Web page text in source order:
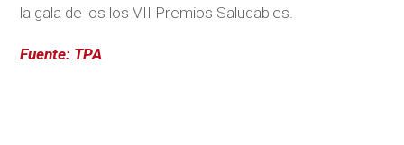
la gala de los los VII Premios Saludables.
Fuente: TPA